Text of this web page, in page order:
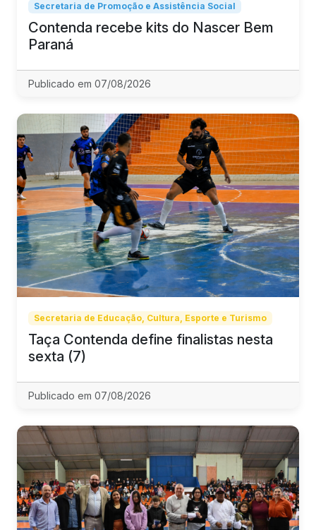
Secretaria de Promoção e Assistência Social
Contenda recebe kits do Nascer Bem
Paraná
Publicado em 07/08/2026
Secretaria de Educação, Cultura, Esporte e Turismo
Taça Contenda define finalistas nesta
sexta (7)
Publicado em 07/08/2026